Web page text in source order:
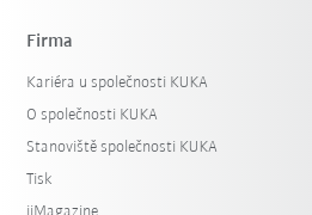
Firma
Kariéra u společnosti KUKA
O společnosti KUKA
Stanoviště společnosti KUKA
Tisk